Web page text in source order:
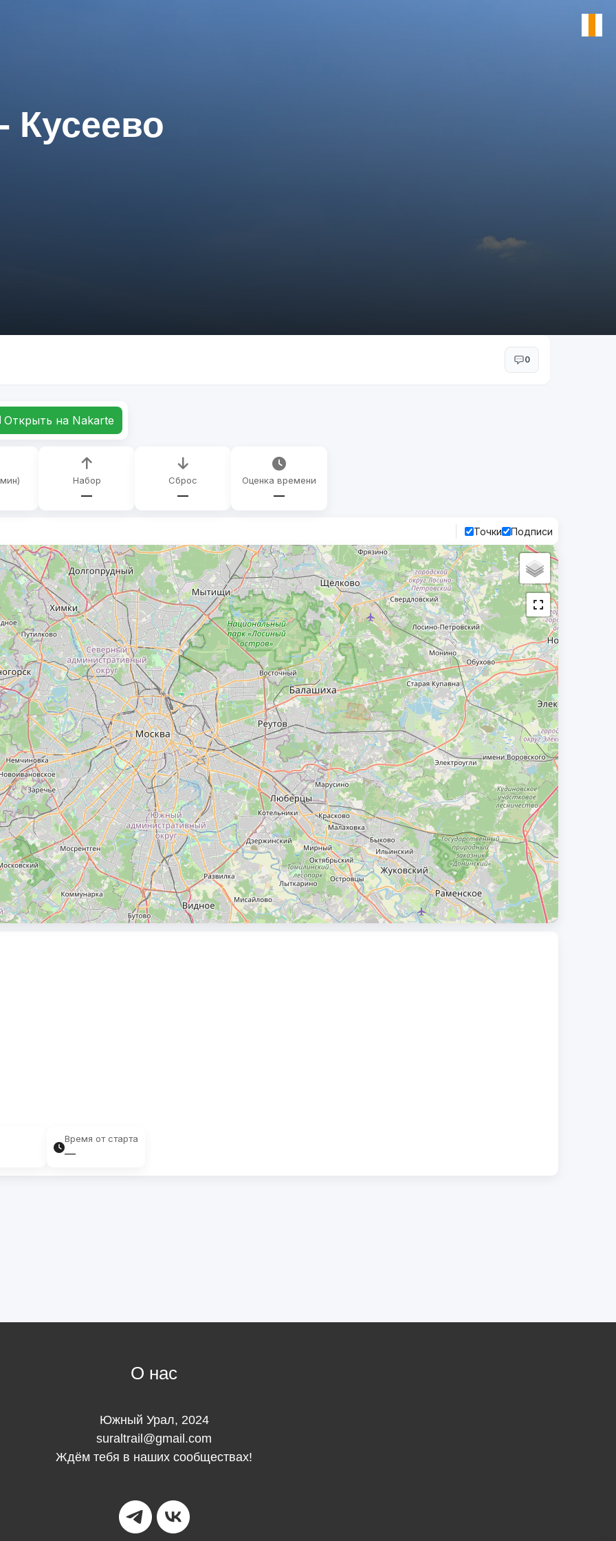
Кусеево
0
Открыть на Nakarte
Набор
—
Сброс
—
Оценка времени
—
Точки Подписи
Время от старта
—
О нас
Южный Урал, 2024
suraltrail@gmail.com
Ждём тебя в наших сообществах!